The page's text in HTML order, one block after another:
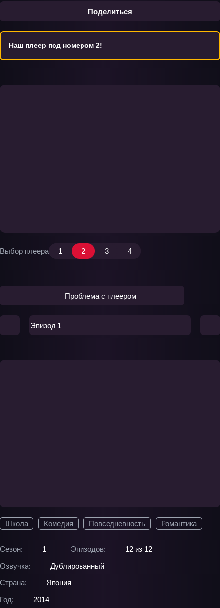
Поделиться
Школа Комедия Повседневность Романтика
Сезон: 1 Эпизодов:
12 из 12
Озвучка:
Дублированный
Страна:
Япония
Год:
2014
Наш плеер под номером 2!
Выбор плеера 1 2 3 4
Проблема с плеером
Эпизод 1